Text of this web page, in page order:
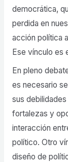
democrática,
perdida en
acción política
Ese vínculo es
En pleno
es necesario
sus
fortalezas y
interacción
político. Otro
diseño de